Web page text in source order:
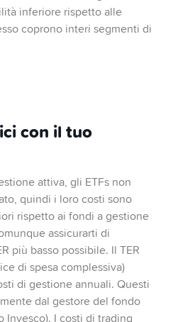
inferiore rispetto alle
coprono interi segmenti di
con il tuo
attiva, gli ETFs non
quindi i loro costi sono
rispetto ai fondi a gestione
assicurarti di
più basso possibile. Il TER
di spesa complessiva)
di gestione annuali. Questi
dal gestore del fondo
Invesco). I costi di trading